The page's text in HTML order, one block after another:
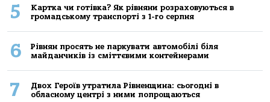
5
Картка чи готівка? Як рівняни розраховуються в
громадському транспорті з 1-го серпня
6
Рівнян просять не паркувати автомобілі біля
майданчиків із сміттєвими контейнерами
7
Двох Героїв утратила Рівненщина: сьогодні в
обласному центрі з ними попрощаються